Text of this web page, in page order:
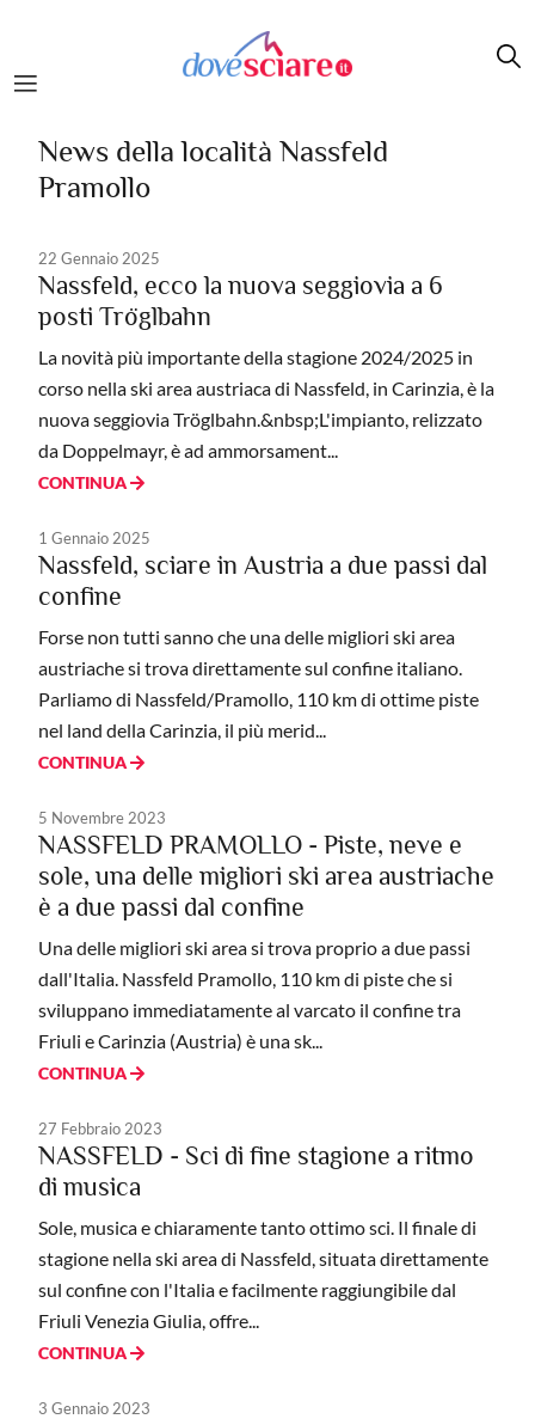
News della località Nassfeld
Pramollo
22 Gennaio 2025
Nassfeld, ecco la nuova seggiovia a 6
posti Tröglbahn
La novità più importante della stagione 2024/2025 in
corso nella ski area austriaca di Nassfeld, in Carinzia, è la
nuova seggiovia Tröglbahn.&nbsp;L'impianto, relizzato
da Doppelmayr, è ad ammorsament...
CONTINUA
1 Gennaio 2025
Nassfeld, sciare in Austria a due passi dal
confine
Forse non tutti sanno che una delle migliori ski area
austriache si trova direttamente sul confine italiano.
Parliamo di Nassfeld/Pramollo, 110 km di ottime piste
nel land della Carinzia, il più merid...
CONTINUA
5 Novembre 2023
NASSFELD PRAMOLLO - Piste, neve e
sole, una delle migliori ski area austriache
è a due passi dal confine
Una delle migliori ski area si trova proprio a due passi
dall'Italia. Nassfeld Pramollo, 110 km di piste che si
sviluppano immediatamente al varcato il confine tra
Friuli e Carinzia (Austria) è una sk...
CONTINUA
27 Febbraio 2023
NASSFELD - Sci di fine stagione a ritmo
di musica
Sole, musica e chiaramente tanto ottimo sci. Il finale di
stagione nella ski area di Nassfeld, situata direttamente
sul confine con l'Italia e facilmente raggiungibile dal
Friuli Venezia Giulia, offre...
CONTINUA
3 Gennaio 2023